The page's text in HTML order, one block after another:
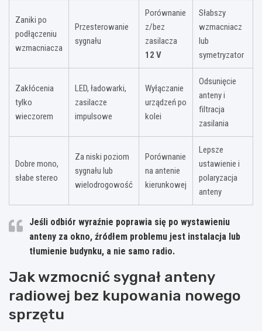
Zaniki po
podłączeniu
wzmacniacza
Przesterowanie
sygnału
Porównanie
z/bez
zasilacza
12 V
Słabszy
wzmacniacz
lub
symetryzator
Zakłócenia
tylko
wieczorem
LED, ładowarki,
zasilacze
impulsowe
Wyłączanie
urządzeń po
kolei
Odsunięcie
anteny i
filtracja
zasilania
Dobre mono,
słabe stereo
Za niski poziom
sygnału lub
wielodrogowość
Porównanie
na antenie
kierunkowej
Lepsze
ustawienie i
polaryzacja
anteny
Jeśli odbiór wyraźnie poprawia się po wystawieniu
anteny za okno, źródłem problemu jest instalacja lub
tłumienie budynku, a nie samo radio.
Jak wzmocnić sygnał anteny
radiowej bez kupowania nowego
sprzętu